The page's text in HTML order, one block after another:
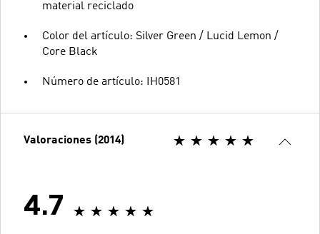
material reciclado
Color del artículo: Silver Green / Lucid Lemon /
Core Black
Número de artículo: IH0581
Valoraciones (2014)
4.7